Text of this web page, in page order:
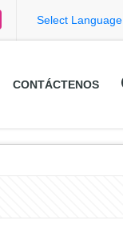
Select Language
CONTÁCTENOS